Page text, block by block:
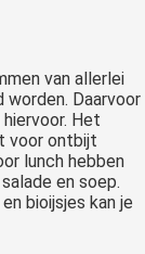
van allerlei
Daarvoor
Het
voor ontbijt
lunch hebben
en soep.
bioijsjes kan je